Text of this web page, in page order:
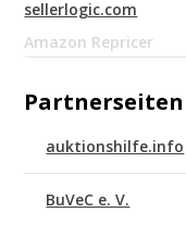
sellerlogic.com
Amazon Repricer
Partnerseiten
auktionshilfe.info
BuVeC e. V.